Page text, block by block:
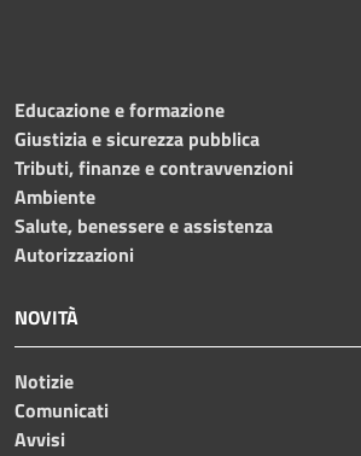
Educazione e formazione
Giustizia e sicurezza pubblica
Tributi, finanze e contravvenzioni
Ambiente
Salute, benessere e assistenza
Autorizzazioni
NOVITÀ
Notizie
Comunicati
Avvisi